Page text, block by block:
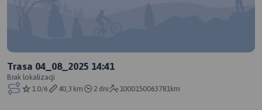
Trasa 04_08_2025 14:41
Brak lokalizacji
1.0/6
40,3 km 2 dni 1000150063781km